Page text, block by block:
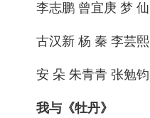
李志鹏 曾宜庚 梦 仙
古汉新 杨 秦 李芸熙
安 朵 朱青青 张勉钧
我与《牡丹》